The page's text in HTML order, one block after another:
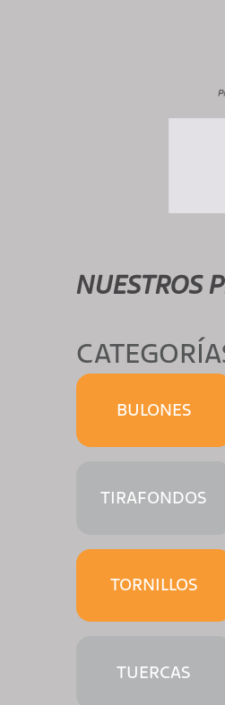
NUESTROS
BULONES
TIRAFONDOS
TORNILLOS
TUERCAS